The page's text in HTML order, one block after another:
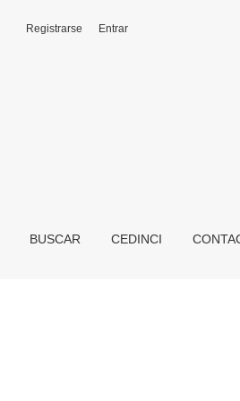
BUSCAR CEDINCI
Registrarse Entrar